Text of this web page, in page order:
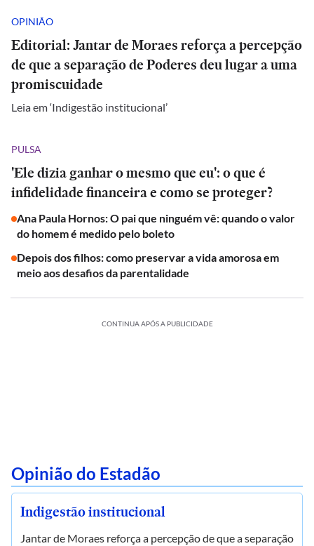
OPINIÃO
Editorial: Jantar de Moraes reforça a percepção
de que a separação de Poderes deu lugar a uma
promiscuidade
Leia em ‘Indigestão institucional’
PULSA
'Ele dizia ganhar o mesmo que eu': o que é
infidelidade financeira e como se proteger?
Ana Paula Hornos: O pai que ninguém vê: quando o valor
do homem é medido pelo boleto
Depois dos filhos: como preservar a vida amorosa em
meio aos desafios da parentalidade
CONTINUA APÓS A PUBLICIDADE
Opinião do Estadão
Indigestão institucional
Jantar de Moraes reforça a percepção de que a separação